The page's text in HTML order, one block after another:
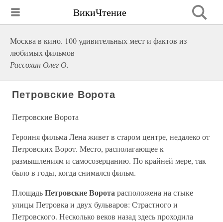
ВикиЧтение
Москва в кино. 100 удивительных мест и фактов из
любимых фильмов
Рассохин Олег О.
Петровские Ворота
Петровские Ворота
Героиня фильма Лена живет в старом центре, недалеко от
Петровских Ворот. Место, располагающее к
размышлениям и самосозерцанию. По крайней мере, так
было в годы, когда снимался фильм.
ПлощадьПетровские Воротарасположена на стыке
улицы Петровка и двух бульваров: Страстного и
Петровского. Несколько веков назад здесь проходила